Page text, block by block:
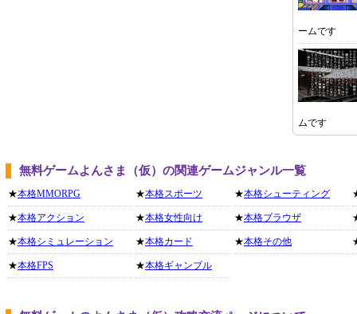
ームです
ムです
無料ゲームよんさま（仮）の関連ゲームジャンル一覧
★本格MMORPG
★本格アクション
★本格シミュレーション
★本格FPS
★本格スポーツ
★本格女性向け
★本格カード
★本格ギャンブル
★本格シューティング
★本格ブラウザ
★本格その他